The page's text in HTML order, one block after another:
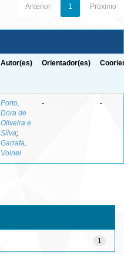
Anterior 1 Próximo
Autor(es) Orientador(es)
Porto,
Dora de
Oliveira e
Silva;
Garrafa,
Volnei
- -
1